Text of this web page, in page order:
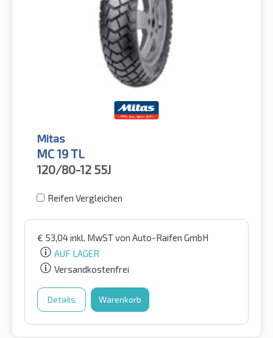
Mitas
MC 19 TL
120/80-12 55J
Reifen Vergleichen
€ 53,04inkl. MwSTvon Auto-Raifen GmbH
AUF LAGER
Versandkostenfrei
Details Warenkorb